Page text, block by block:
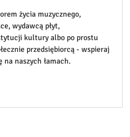
życia muzycznego,
wydawcą płyt,
kultury albo po prostu
przedsiębiorcą - wspieraj
naszych łamach.